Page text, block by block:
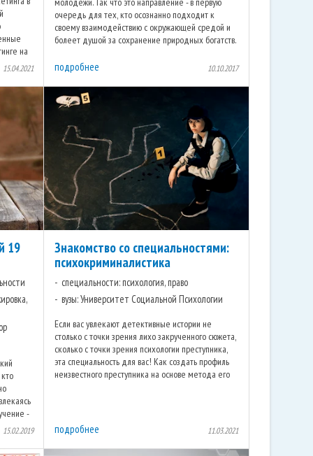
на
15.04.2021
очередь для тех, кто осознанно подходит к
своему взаимодействию с окружающей средой и
болеет душой за сохранение природных богатств.
подробнее 10.10.2017
19
-
15.02.2019
Знакомство со специальностями:
психокриминалистика
специальности: психология, право
вузы: Университет Социальной Психологии
Если вас увлекают детективные истории не
столько с точки зрения лихо закрученного сюжета,
сколько с точки зрения психологии преступника,
эта специальность для вас! Как создать профиль
неизвестного преступника на основе метода его
подробнее 11.03.2021